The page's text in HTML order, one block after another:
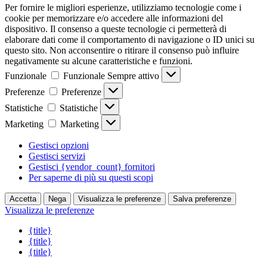
Per fornire le migliori esperienze, utilizziamo tecnologie come i
cookie per memorizzare e/o accedere alle informazioni del
dispositivo. Il consenso a queste tecnologie ci permetterà di
elaborare dati come il comportamento di navigazione o ID unici su
questo sito. Non acconsentire o ritirare il consenso può influire
negativamente su alcune caratteristiche e funzioni.
Funzionale
Funzionale Sempre attivo
Preferenze
Preferenze
Statistiche
Statistiche
Marketing
Marketing
Gestisci opzioni
Gestisci servizi
Gestisci {vendor_count} fornitori
Per saperne di più su questi scopi
Accetta Nega Visualizza le preferenze Salva preferenze
Visualizza le preferenze
{title}
{title}
{title}